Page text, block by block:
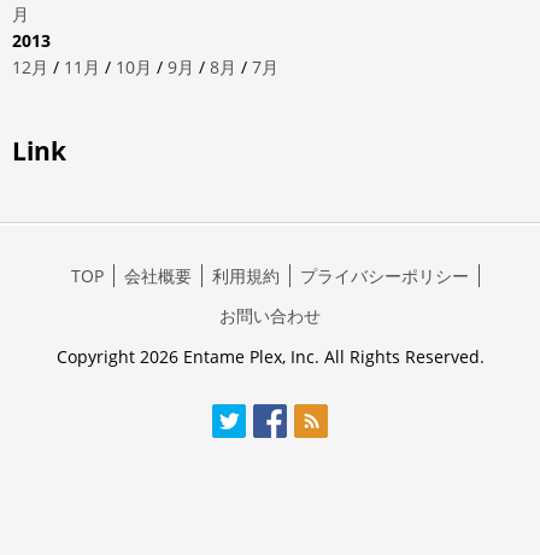
月
2013
12月 / 11月 / 10月 / 9月 / 8月 / 7月
Link
TOP 会社概要 利用規約
プライバシーポリシー
お問い合わせ
Copyright 2026 Entame Plex, Inc. All Rights Reserved.